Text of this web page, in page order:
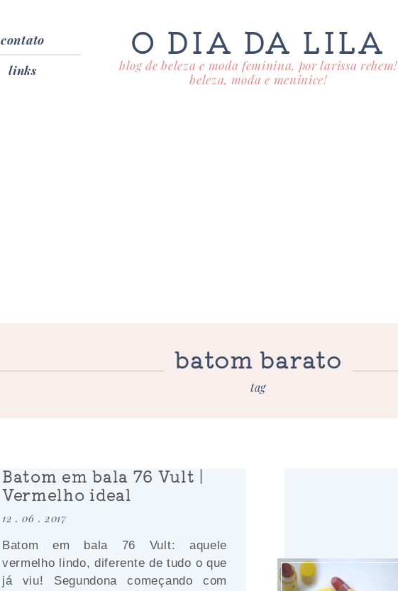
contato
links
O DIA DA LILA
blog de beleza e moda feminina, por larissa rehem!
beleza, moda e meninice!
batom barato
tag
Batom em bala 76 Vult |
Vermelho ideal
12 . 06 . 2017
Batom em bala 76 Vult: aquele
vermelho lindo, diferente de tudo o que
já viu! Segundona começando com